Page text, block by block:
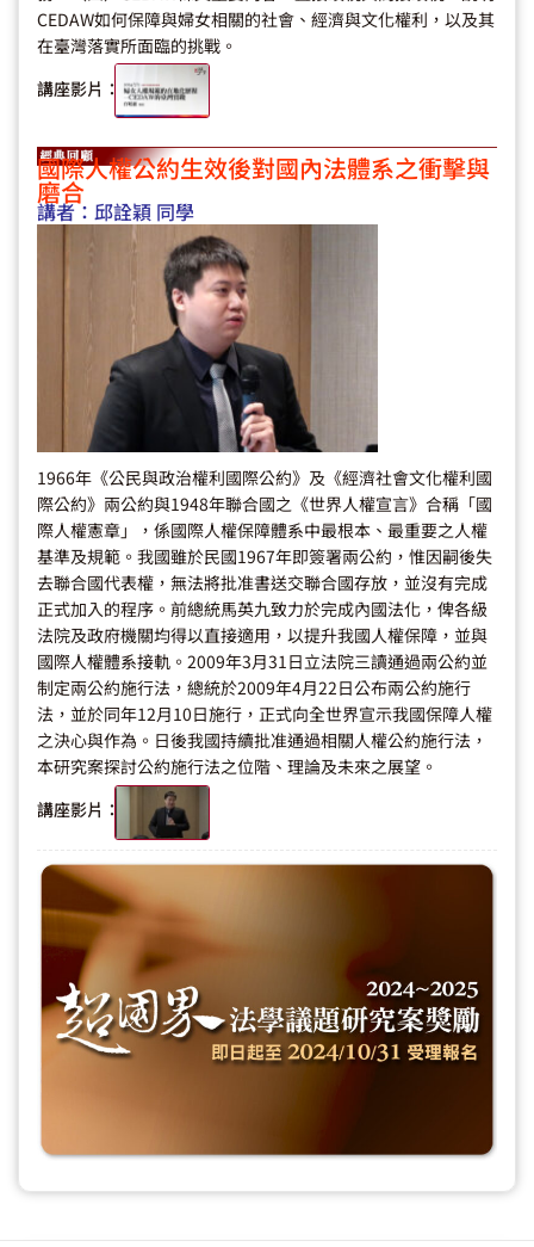
CEDAW如何保障與婦女相關的社會、經濟與文化權利，以及其
在臺灣落實所面臨的挑戰。
講座影片：
國際人權公約生效後對國內法體系之衝擊與
磨合
講者： 邱詮穎 同學
1966年《公民與政治權利國際公約》及《經濟社會文化權利國
際公約》兩公約與1948年聯合國之《世界人權宣言》合稱「國
際人權憲章」，係國際人權保障體系中最根本、最重要之人權
基準及規範。我國雖於民國1967年即簽署兩公約，惟因嗣後失
去聯合國代表權，無法將批准書送交聯合國存放，並沒有完成
正式加入的程序。前總統馬英九致力於完成內國法化，俾各級
法院及政府機關均得以直接適用，以提升我國人權保障，並與
國際人權體系接軌。2009年3月31日立法院三讀通過兩公約並
制定兩公約施行法，總統於2009年4月22日公布兩公約施行
法，並於同年12月10日施行，正式向全世界宣示我國保障人權
之決心與作為。日後我國持續批准通過相關人權公約施行法，
本研究案探討公約施行法之位階、理論及未來之展望。
講座影片：